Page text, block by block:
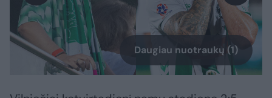
Daugiau nuotraukų (1)